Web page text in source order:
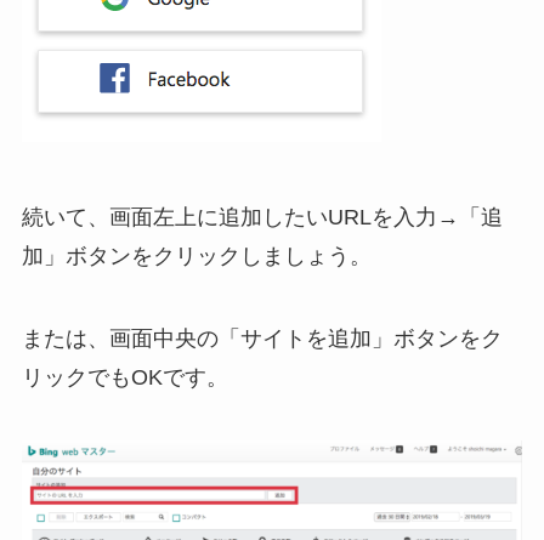
続いて、画面左上に追加したいURLを入力→「追
加」ボタンをクリックしましょう。
または、画面中央の「サイトを追加」ボタンをク
リックでもOKです。